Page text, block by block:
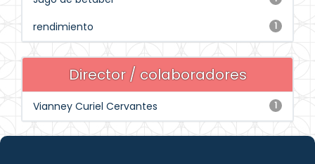
1
rendimiento
Director / colaboradores
1
Vianney Curiel Cervantes